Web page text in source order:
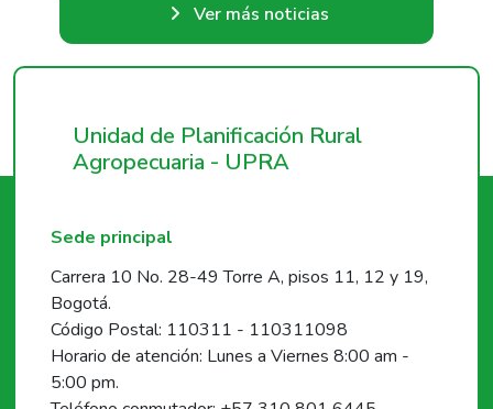
Ver más noticias
Unidad de Planificación Rural
Agropecuaria - UPRA
Sede principal
Carrera 10 No. 28-49 Torre A, pisos 11, 12 y 19,
Bogotá.
Código Postal: 110311 - 110311098
Horario de atención: Lunes a Viernes 8:00 am -
5:00 pm.